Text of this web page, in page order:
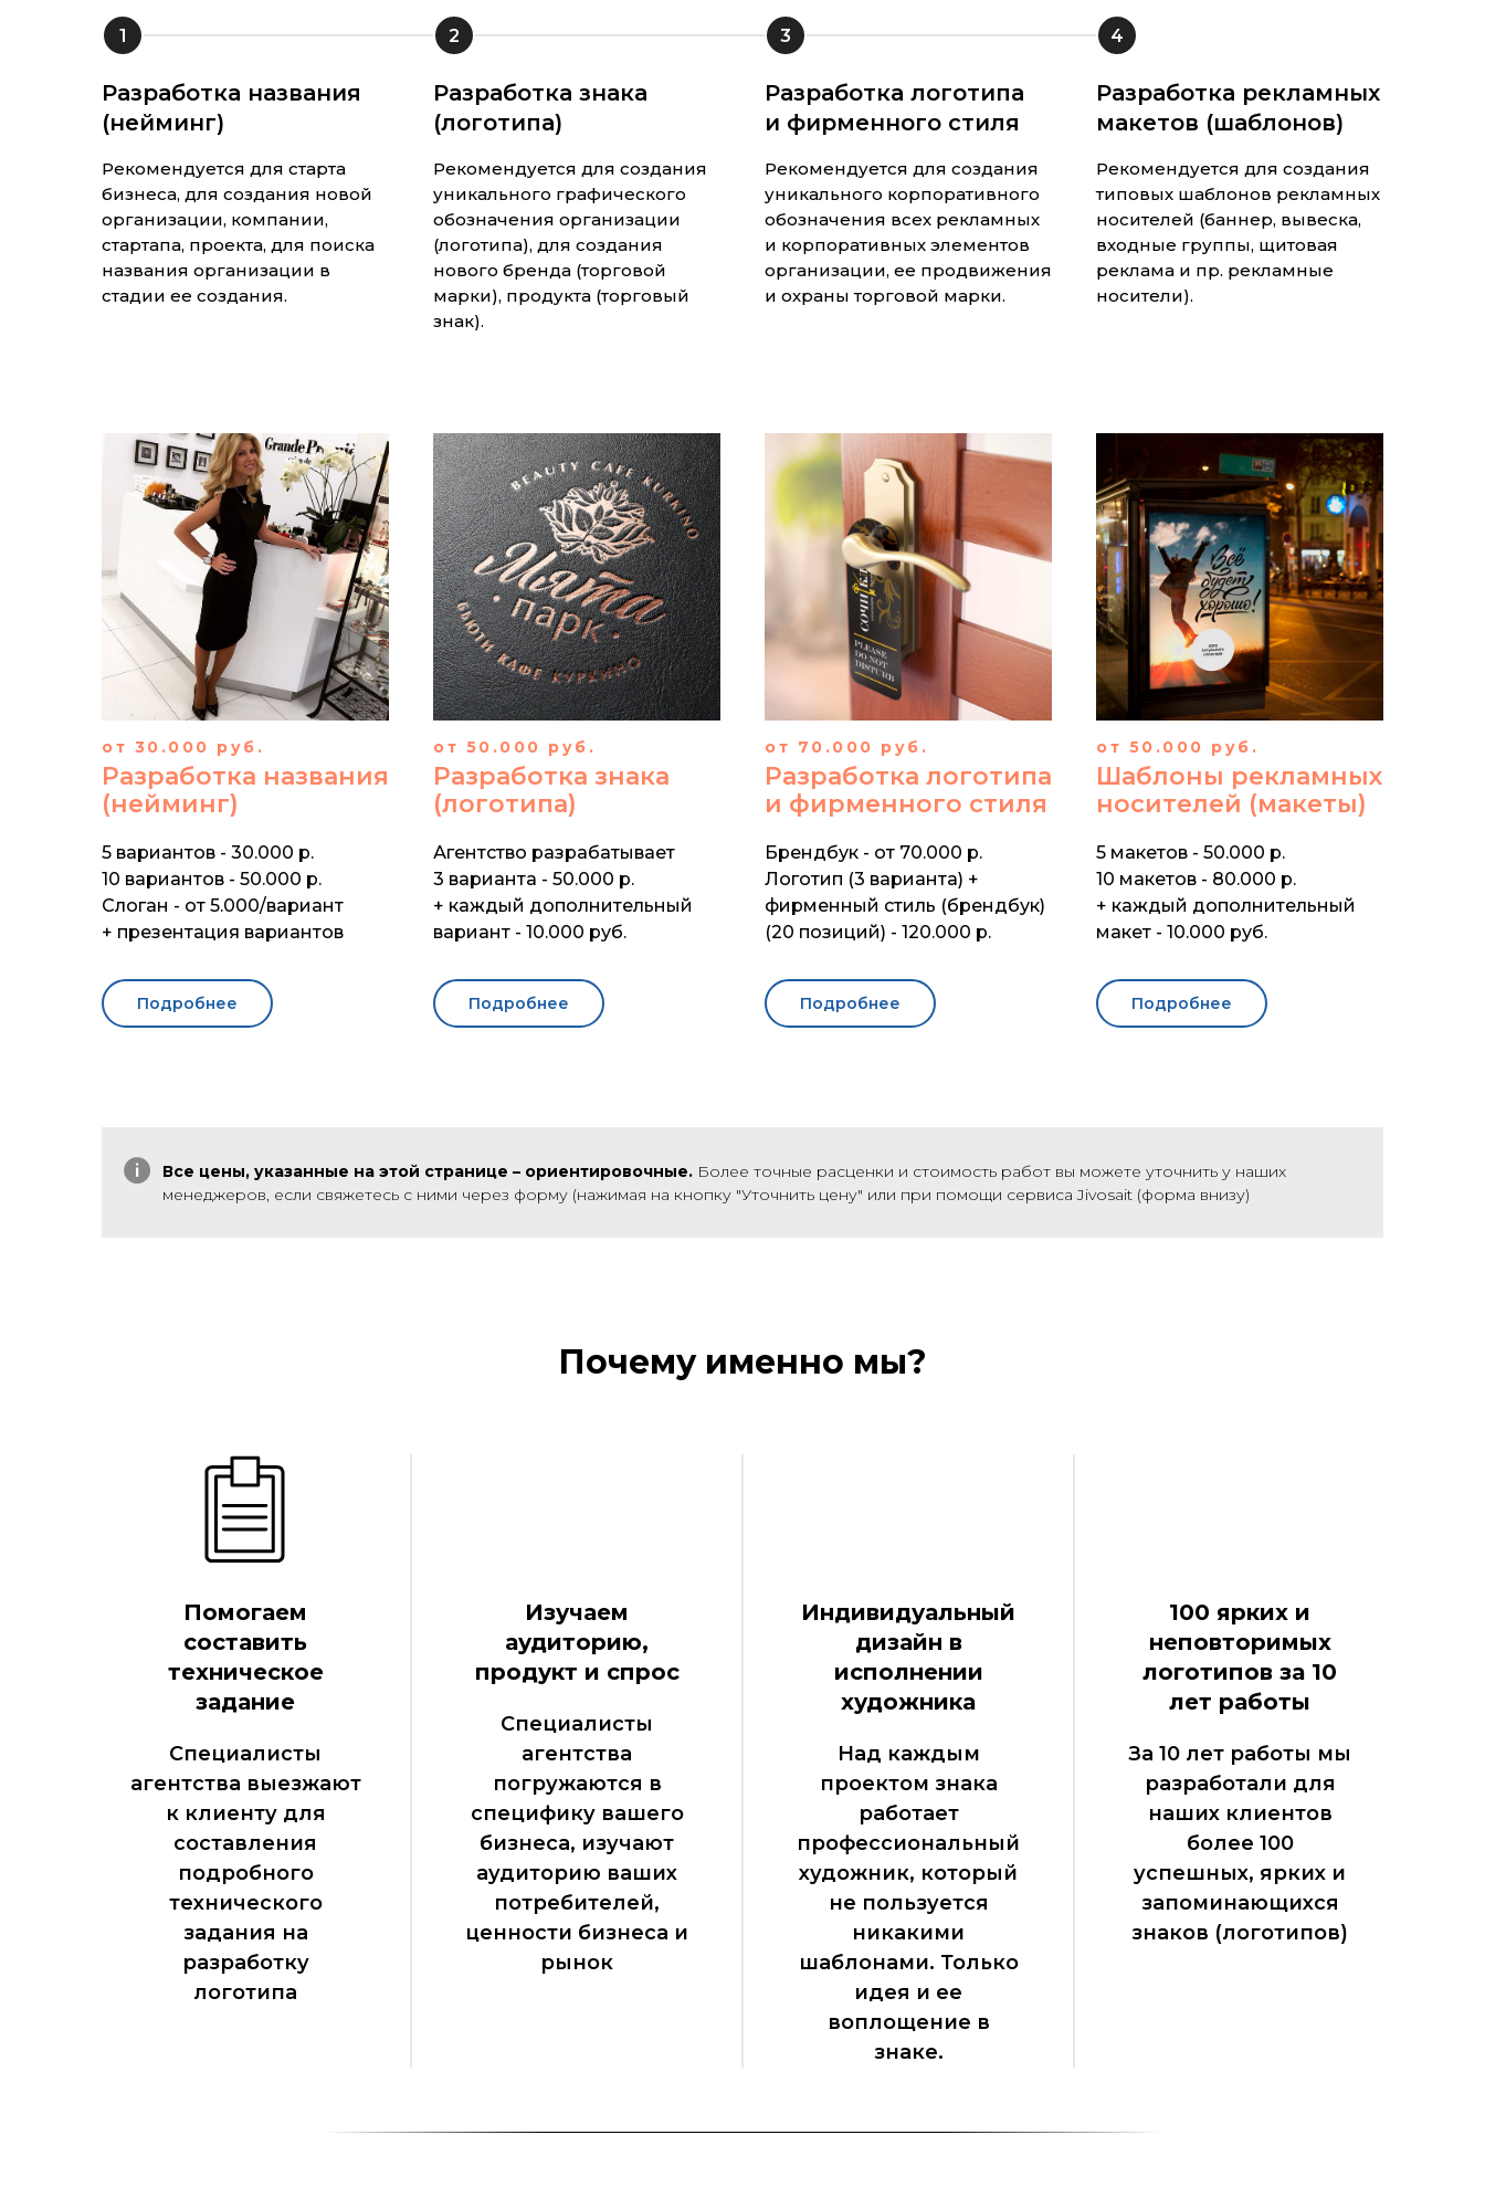
1
Разработка названия
(нейминг)
Рекомендуется для старта
бизнеса, для создания новой
организации, компании,
стартапа, проекта, для поиска
названия организации в
стадии ее создания.
2
Разработка знака
(логотипа)
Рекомендуется для создания
уникального графического
обозначения организации
(логотипа), для создания
нового бренда (торговой
марки), продукта (торговый
знак).
3
Разработка логотипа
и фирменного стиля
Рекомендуется для создания
уникального корпоративного
обозначения всех рекламных
и корпоративных элементов
организации, ее продвижения
и охраны торговой марки.
4
Разработка рекламных
макетов (шаблонов)
Рекомендуется для создания
типовых шаблонов рекламных
носителей (баннер, вывеска,
входные группы, щитовая
реклама и пр. рекламные
носители).
от 30.000 руб.
Разработка названия
(нейминг)
5 вариантов - 30.000 р.
10 вариантов - 50.000 р.
Слоган - от 5.000/вариант
+ презентация вариантов
Подробнее
от 50.000 руб.
Разработка знака
(логотипа)
Агентство разрабатывает
3 варианта - 50.000 р.
+ каждый дополнительный
вариант - 10.000 руб.
Подробнее
от 70.000 руб.
Разработка логотипа
и фирменного стиля
Брендбук - от 70.000 р.
Логотип (3 варианта) +
фирменный стиль (брендбук)
(20 позиций) - 120.000 р.
Подробнее
от 50.000 руб.
Шаблоны рекламных
носителей (макеты)
5 макетов - 50.000 р.
10 макетов - 80.000 р.
+ каждый дополнительный
макет - 10.000 руб.
Подробнее
Все цены, указанные на этой странице – ориентировочные. Более точные расценки и стоимость работ вы можете уточнить у наших
менеджеров, если свяжетесь с ними через форму (нажимая на кнопку "Уточнить цену" или при помощи сервиса Jivosait (форма внизу)
Почему именно мы?
Помогаем
составить
техническое
задание
Специалисты
агентства выезжают
к клиенту для
составления
подробного
технического
задания на
разработку
логотипа
Изучаем
аудиторию,
продукт и спрос
Специалисты
агентства
погружаются в
специфику вашего
бизнеса, изучают
аудиторию ваших
потребителей,
ценности бизнеса и
рынок
Индивидуальный
дизайн в
исполнении
художника
Над каждым
проектом знака
работает
профессиональный
художник, который
не пользуется
никакими
шаблонами. Только
идея и ее
воплощение в
знаке.
100 ярких и
неповторимых
логотипов за 10
лет работы
За 10 лет работы мы
разработали для
наших клиентов
более 100
успешных, ярких и
запоминающихся
знаков (логотипов)